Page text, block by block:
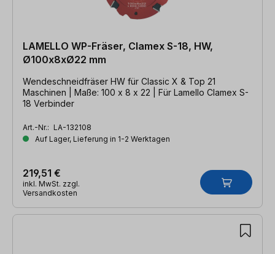
LAMELLO WP-Fräser, Clamex S-18, HW,
Ø100x8xØ22 mm
Wendeschneidfräser HW für Classic X & Top 21
Maschinen | Maße: 100 x 8 x 22 | Für Lamello Clamex S-
18 Verbinder
Art.-Nr.: LA-132108
Auf Lager, Lieferung in 1-2 Werktagen
219,51 €
inkl. MwSt. zzgl.
Versandkosten